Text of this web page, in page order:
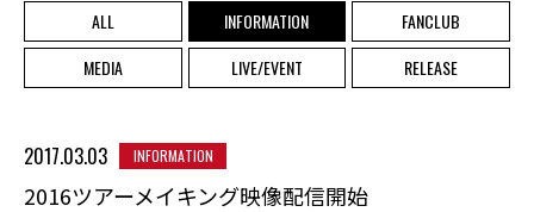
ALL INFORMATION
FANCLUB
MEDIA
LIVE/EVENT RELEASE
2017.03.03 INFORMATION
2016ツアーメイキング映像配信開始